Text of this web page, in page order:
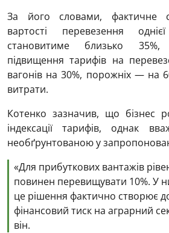
За його словами, фактичне
вартості перевезення
становитиме близько
підвищення тарифів на
вагонів на 30%, порожніх — на
витрати.
Котенко зазначив, що бізнес
індексації тарифів, однак
необґрунтованою у
«Для прибуткових вантажів
повинен перевищувати 10%. У
це рішення фактично створює
фінансовий тиск на аграрний
він.